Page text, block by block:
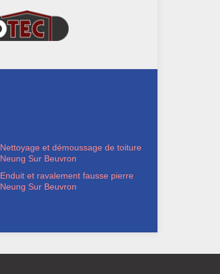
Nettoyage et démoussage de toiture
Neung Sur Beuvron
Enduit et ravalement fausse pierre
Neung Sur Beuvron